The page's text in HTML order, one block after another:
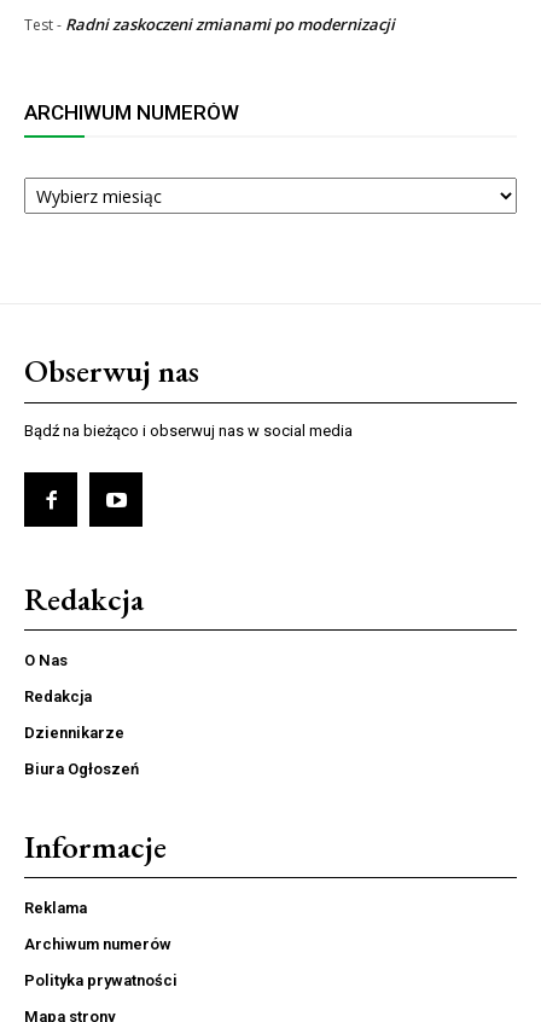
Test- Radni zaskoczeni zmianami po modernizacji
ARCHIWUM NUMERÓW
ARCHIWUM
NUMERÓW
Obserwuj nas
Bądź na bieżąco i obserwuj nas w social media
Redakcja
O Nas
Redakcja
Dziennikarze
Biura Ogłoszeń
Informacje
Reklama
Archiwum numerów
Polityka prywatności
Mapa strony